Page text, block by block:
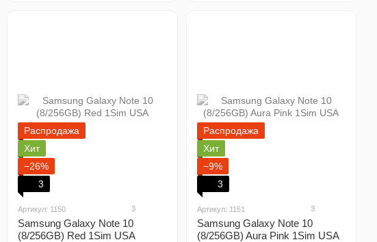
Распродажа
Хит
−26%
3
Артикул: 1150 3
Samsung Galaxy Note 10
(8/256GB) Red 1Sim USA
Распродажа
Хит
−9%
3
Артикул: 1151 3
Samsung Galaxy Note 10
(8/256GB) Aura Pink 1Sim USA